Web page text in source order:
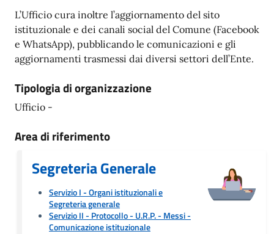
L’Ufficio cura inoltre l’aggiornamento del sito
istituzionale e dei canali social del Comune (Facebook
e WhatsApp), pubblicando le comunicazioni e gli
aggiornamenti trasmessi dai diversi settori dell’Ente.
Tipologia di organizzazione
Ufficio -
Area di riferimento
Segreteria Generale
Servizio I - Organi istituzionali e
Segreteria generale
Servizio II - Protocollo - U.R.P. - Messi-
Comunicazione istituzionale